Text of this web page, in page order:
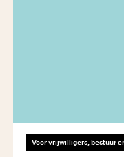
Voor vrijwilligers, bestuur